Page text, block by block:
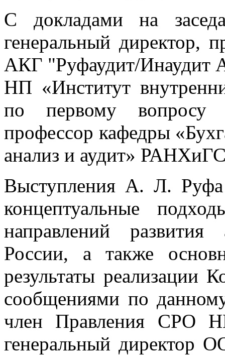
С докладами на
генеральный директор,
АКГ "Руфаудит/Инаудит
НП «Институт
по первому вопросу
профессор кафедры
анализ и аудит»
Выступления А. Л.
концептуальные
направлений развития
России, а также
результаты реализации
сообщениями по
член Правления СРО
генеральный